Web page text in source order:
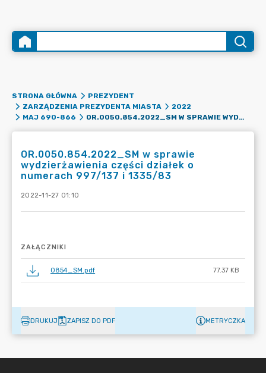
STRONA GŁÓWNA
PREZYDENT
ZARZĄDZENIA PREZYDENTA MIASTA
2022
MAJ 690-866
OR.0050.854.2022_SM W SPRAWIE WYDZIERŻAWIENIA CZĘŚCI DZIAŁEK O NUMERACH 997/137 I 1335/83
OR.0050.854.2022_SM w sprawie
wydzierżawienia części działek o
numerach 997/137 i 1335/83
2022-11-27 01:10
ZAŁĄCZNIKI
0854_SM.pdf 77.37 KB
DRUKUJ ZAPISZ DO PDF METRYCZKA